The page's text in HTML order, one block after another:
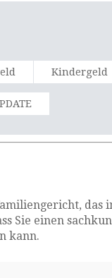
Kindergeld
das
Sie einen
kann.